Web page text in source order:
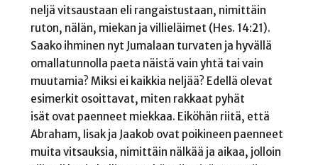
neljä vitsaustaan eli rangaistustaan, nimittäin
ruton, nälän, miekan ja villieläimet (Hes. 14:21).
Saako ihminen nyt Jumalaan turvaten ja hyvällä
omallatunnolla paeta näistä vain yhtä tai vain
muutamia? Miksi ei kaikkia neljää? Edellä olevat
esimerkit osoittavat, miten rakkaat pyhät
isät ovat paenneet miekkaa. Eiköhän riitä, että
Abraham, Iisak ja Jaakob ovat poikineen paenneet
muita vitsauksia, nimittäin nälkää ja aikaa, jolloin